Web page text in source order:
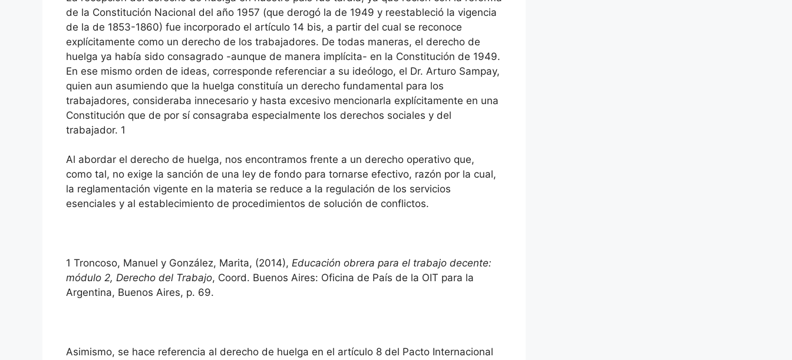
de la Constitución Nacional del año 1957 (que derogó la de 1949 y reestableció la vigencia
de la de 1853-1860) fue incorporado el artículo 14 bis, a partir del cual se reconoce
explícitamente como un derecho de los trabajadores. De todas maneras, el derecho de
huelga ya había sido consagrado -aunque de manera implícita- en la Constitución de 1949.
En ese mismo orden de ideas, corresponde referenciar a su ideólogo, el Dr. Arturo Sampay,
quien aun asumiendo que la huelga constituía un derecho fundamental para los
trabajadores, consideraba innecesario y hasta excesivo mencionarla explícitamente en una
Constitución que de por sí consagraba especialmente los derechos sociales y del
trabajador. 1
Al abordar el derecho de huelga, nos encontramos frente a un derecho operativo que,
como tal, no exige la sanción de una ley de fondo para tornarse efectivo, razón por la cual,
la reglamentación vigente en la materia se reduce a la regulación de los servicios
esenciales y al establecimiento de procedimientos de solución de conflictos.
1 Troncoso, Manuel y González, Marita, (2014), Educación obrera para el trabajo decente:
módulo 2, Derecho del Trabajo, Coord. Buenos Aires: Oficina de País de la OIT para la
Argentina, Buenos Aires, p. 69.
Asimismo, se hace referencia al derecho de huelga en el artículo 8 del Pacto Internacional